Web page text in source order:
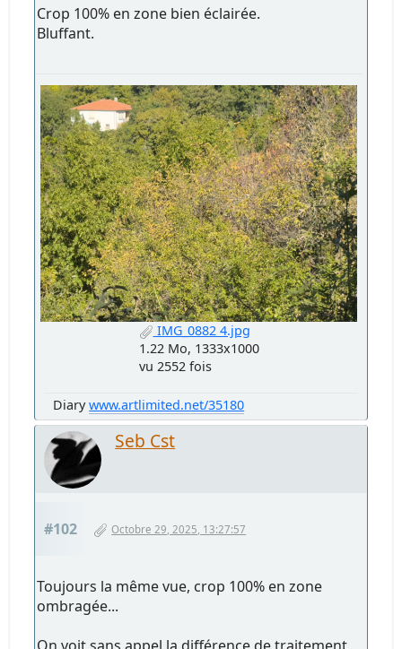
Crop 100% en zone bien éclairée.
Bluffant.
IMG_0882 4.jpg
1.22 Mo, 1333x1000
vu 2552 fois
Diarywww.artlimited.net/35180
Seb Cst
#102 Octobre 29, 2025, 13:27:57
Toujours la même vue, crop 100% en zone
ombragée...